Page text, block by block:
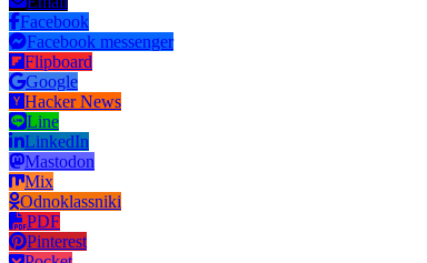
Facebook
Facebook messenger
Flipboard
Google
Hacker News
Line
LinkedIn
Mastodon
Mix
Odnoklassniki
PDF
Pinterest